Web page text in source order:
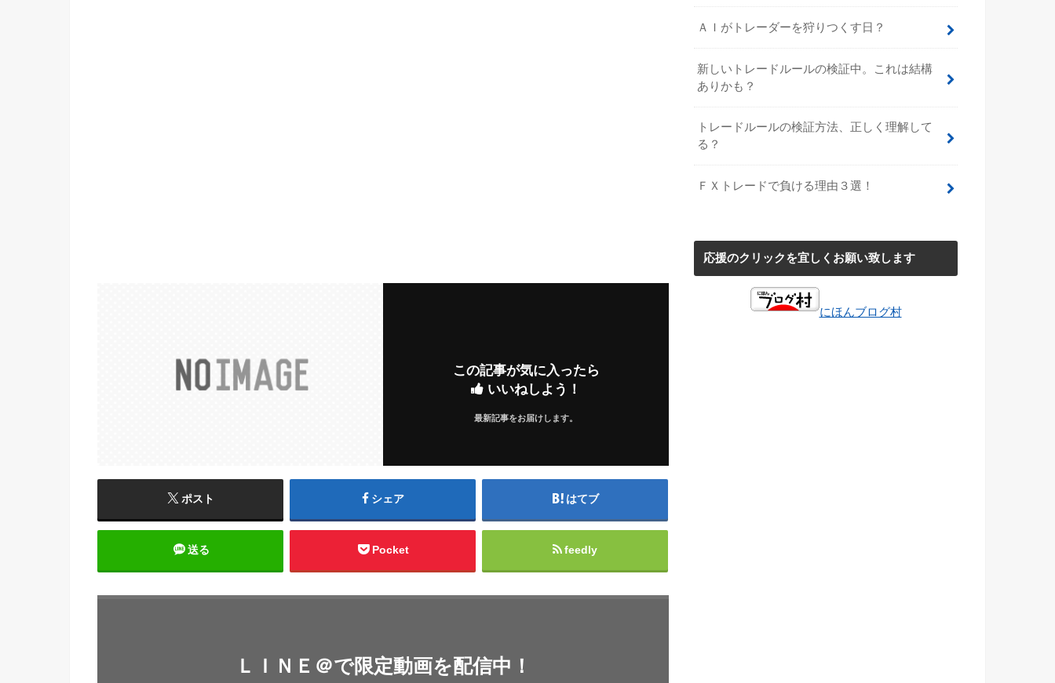
この記事が気に入ったら
いいねしよう！
最新記事をお届けします。
ポスト シェア はてブ
送る Pocket feedly
ＬＩＮＥ＠で限定動画を配信中！
ＡＩがトレーダーを狩りつくす日？
新しいトレードルールの検証中。これは結構
ありかも？
トレードルールの検証方法、正しく理解して
る？
ＦＸトレードで負ける理由３選！
応援のクリックを宜しくお願い致します
にほんブログ村